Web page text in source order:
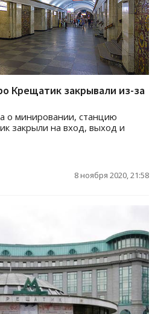
Крещатик закрывали из-за
о минировании, станцию
закрыли на вход, выход и
8 ноября 2020, 21:58